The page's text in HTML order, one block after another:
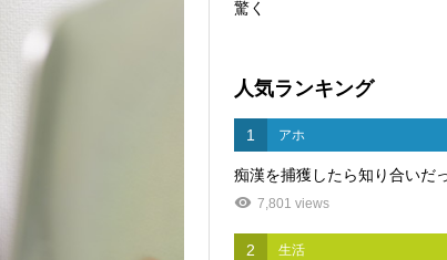
驚く
人気ランキング
1 アホ
痴漢を捕獲したら知り合いだ
7,801 views
2 生活